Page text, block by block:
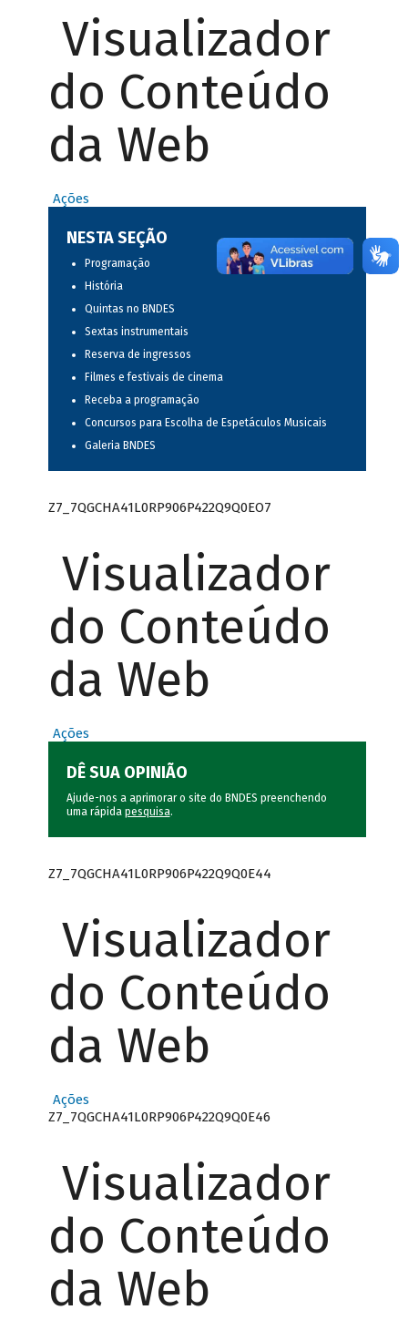
Visualizador
do Conteúdo
da Web
Ações
NESTA SEÇÃO
Programação
História
Quintas no BNDES
Sextas instrumentais
Reserva de ingressos
Filmes e festivais de cinema
Receba a programação
Concursos para Escolha de Espetáculos Musicais
Galeria BNDES
Z7_7QGCHA41L0RP906P422Q9Q0EO7
Visualizador
do Conteúdo
da Web
Ações
DÊ SUA OPINIÃO
Ajude-nos a aprimorar o site do BNDES preenchendo
uma rápida pesquisa.
Z7_7QGCHA41L0RP906P422Q9Q0E44
Visualizador
do Conteúdo
da Web
Ações
Z7_7QGCHA41L0RP906P422Q9Q0E46
Visualizador
do Conteúdo
da Web